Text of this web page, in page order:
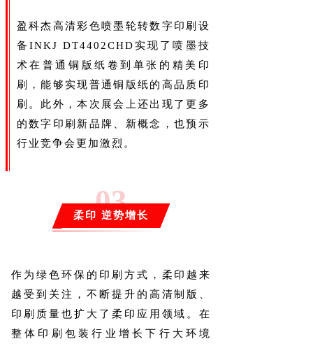
盈科杰高清彩色喷墨轮转数字印刷设
备INKJ DT4402CHD实现了喷墨技
术在普通铜版纸卷到单张的精美印
刷，能够实现普通铜版纸的高品质印
刷。此外，本次展会上还出现了更多
的数字印刷新品牌、新概念，也预示
行业竞争会更加激烈。
03
柔印 逆势增长
作为绿色环保的印刷方式，柔印越来
越受到关注，不断提升的高清制版、
印刷质量也扩大了柔印应用领域。在
整体印刷包装行业增长下行大环境